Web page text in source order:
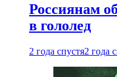
Россиянам
в гололед
2 года спустя2 года